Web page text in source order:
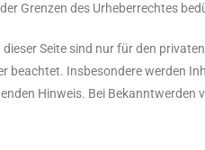
Grenzen des Urheberrechtes
Seite sind nur für den
beachtet. Insbesondere werden
Hinweis. Bei